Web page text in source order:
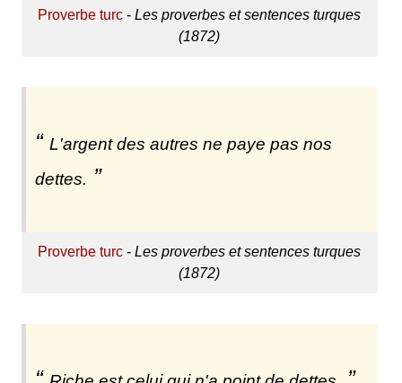
Proverbe turc -Les proverbes et sentences turques
(1872)
L'argent des autres ne paye pas nos
dettes.
Proverbe turc -Les proverbes et sentences turques
(1872)